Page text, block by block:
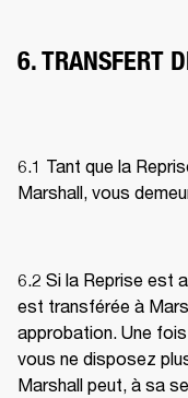
6. TRANSFERT
6.1 Tant que la
Marshall, vous
6.2 Si la Reprise est
est transférée à
approbation. Une
vous ne disposez
Marshall peut, à sa